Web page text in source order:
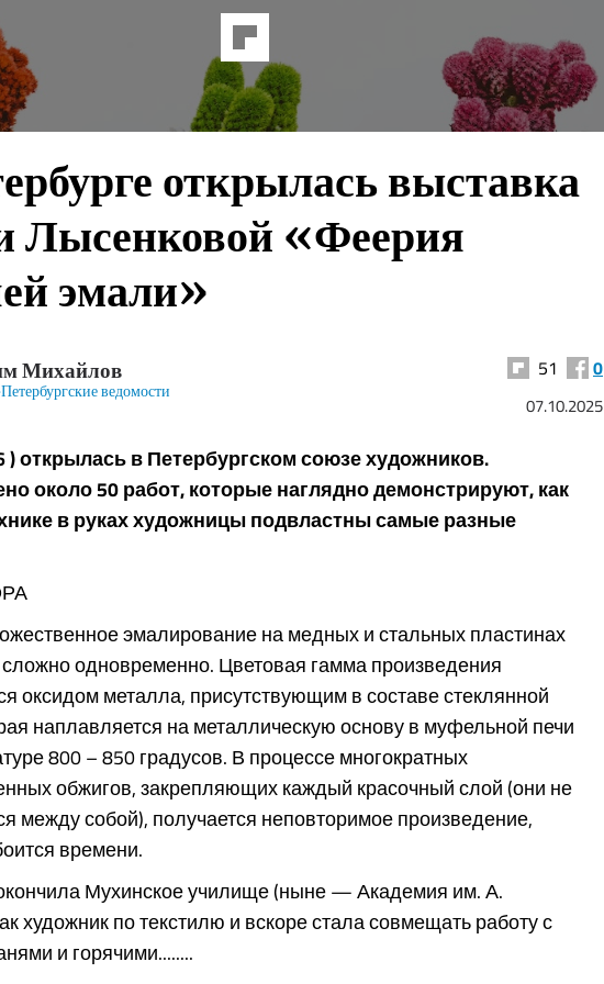
открылась выставка
Лысенковой «Феерия
эмали»
Михайлов
ведомости
51 0
07.10.2025
) открылась в Петербургском союзе художников.
около 50 работ, которые наглядно демонстрируют, как
в руках художницы подвластны самые разные
эмалирование на медных и стальных пластинах
одновременно. Цветовая гамма произведения
оксидом металла, присутствующим в составе стеклянной
наплавляется на металлическую основу в муфельной печи
800 – 850 градусов. В процессе многократных
обжигов, закрепляющих каждый красочный слой (они не
между собой), получается неповторимое произведение,
времени.
Мухинское училище (ныне — Академия им. А.
художник по текс­тилю и вскоре стала совмещать работу с
и горячими........